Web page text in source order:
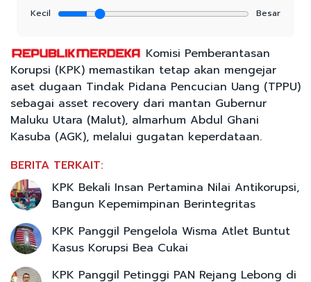
Kecil
Besar
Komisi Pemberantasan
Korupsi (KPK) memastikan tetap akan mengejar
aset dugaan Tindak Pidana Pencucian Uang (TPPU)
sebagai asset recovery dari mantan Gubernur
Maluku Utara (Malut), almarhum Abdul Ghani
Kasuba (AGK), melalui gugatan keperdataan.
BERITA TERKAIT:
KPK Bekali Insan Pertamina Nilai Antikorupsi,
Bangun Kepemimpinan Berintegritas
KPK Panggil Pengelola Wisma Atlet Buntut
Kasus Korupsi Bea Cukai
KPK Panggil Petinggi PAN Rejang Lebong di